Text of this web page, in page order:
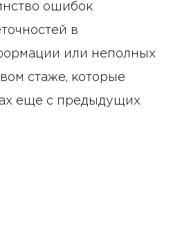
ошибок
в
или неполных
стаже, которые
еще с предыдущих